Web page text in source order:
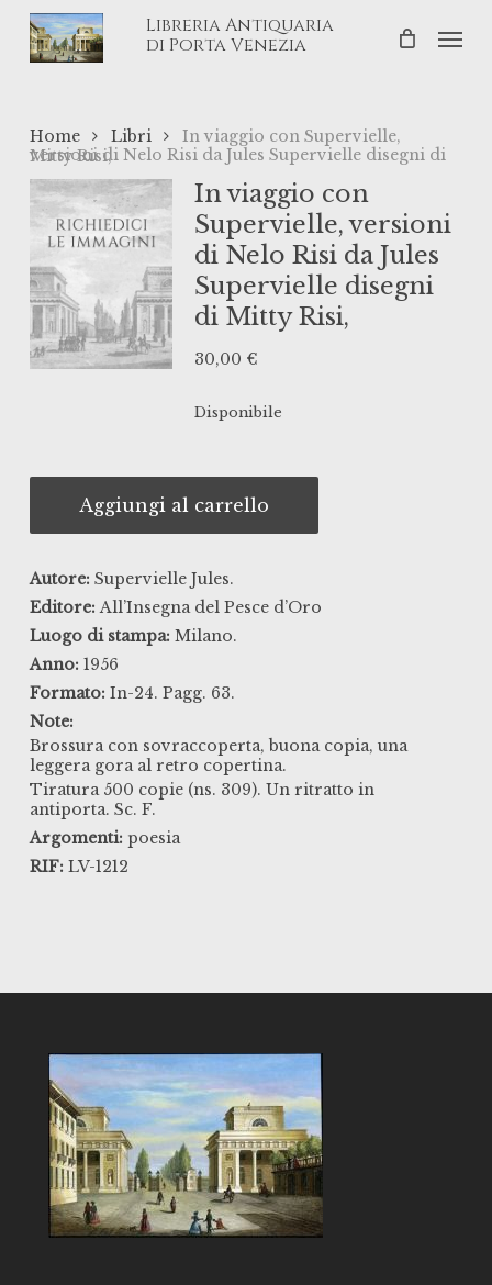
Skip
Libreria Antiquaria
di Porta Venezia
Home Libri
In viaggio con Supervielle,
versioni di Nelo Risi da Jules Supervielle disegni di Mitty Risi,
In viaggio con
Supervielle, versioni
di Nelo Risi da Jules
Supervielle disegni
di Mitty Risi,
30,00 €
Disponibile
Aggiungi al carrello
Autore: Supervielle Jules.
Editore: All’Insegna del Pesce d’Oro
Luogo di stampa: Milano.
Anno: 1956
Formato: In-24. Pagg. 63.
Note:
Brossura con sovraccoperta, buona copia, una
leggera gora al retro copertina.
Tiratura 500 copie (ns. 309). Un ritratto in
antiporta. Sc. F.
Argomenti: poesia
RIF: LV-1212